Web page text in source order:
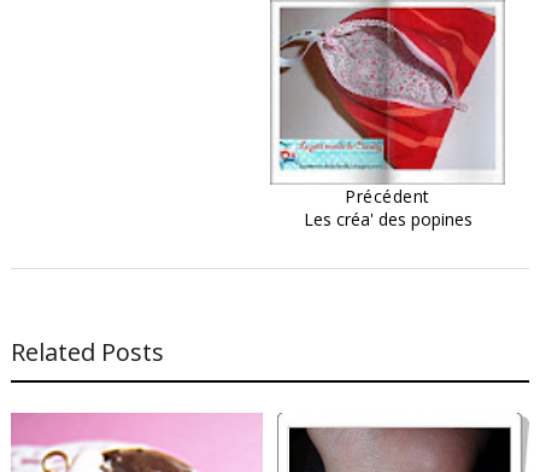
Précédent
Les créa' des popines
Related Posts